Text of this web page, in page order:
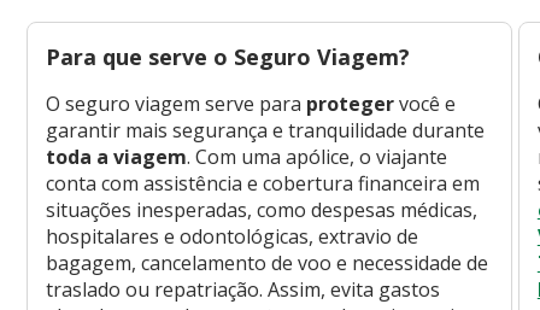
Para que serve o Seguro Viagem?
O seguro viagem serve para protegervocê e
garantir mais segurança e tranquilidade durante
toda a viagem. Com uma apólice, o viajante
conta com assistência e cobertura financeira em
situações inesperadas, como despesas médicas,
hospitalares e odontológicas, extravio de
bagagem, cancelamento de voo e necessidade de
traslado ou repatriação. Assim, evita gastos